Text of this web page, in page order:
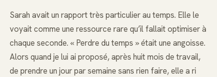
Sarah avait un rapport très particulier au temps. Elle le
voyait comme une ressource rare qu’il fallait optimiser à
chaque seconde. « Perdre du temps » était une angoisse.
Alors quand je lui ai proposé, après huit mois de travail,
de prendre un jour par semaine sans rien faire, elle a ri